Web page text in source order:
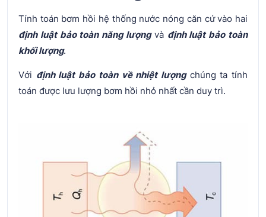
Tính toán bơm hồi hệ thống nước nóng căn cứ vào hai
định luật bảo toàn năng lượngvà định luật bảo toàn
khối lượng.
Với định luật bảo toàn về nhiệt lượngchúng ta tính
toán được lưu lượng bơm hồi nhỏ nhất cần duy trì.